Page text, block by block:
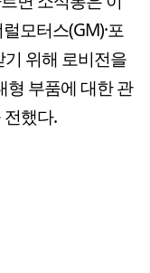
모터스(GM)·포
기 위해 로비전을
형 부품에 대한 관
했다.